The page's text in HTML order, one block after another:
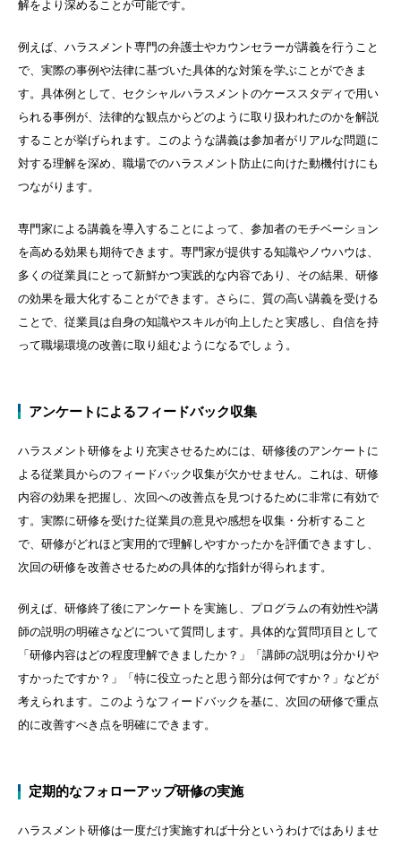
解をより深めることが可能です。
例えば、ハラスメント専門の弁護士やカウンセラーが講義を行うこと
で、実際の事例や法律に基づいた具体的な対策を学ぶことができま
す。具体例として、セクシャルハラスメントのケーススタディで用い
られる事例が、法律的な観点からどのように取り扱われたのかを解説
することが挙げられます。このような講義は参加者がリアルな問題に
対する理解を深め、職場でのハラスメント防止に向けた動機付けにも
つながります。
専門家による講義を導入することによって、参加者のモチベーション
を高める効果も期待できます。専門家が提供する知識やノウハウは、
多くの従業員にとって新鮮かつ実践的な内容であり、その結果、研修
の効果を最大化することができます。さらに、質の高い講義を受ける
ことで、従業員は自身の知識やスキルが向上したと実感し、自信を持
って職場環境の改善に取り組むようになるでしょう。
アンケートによるフィードバック収集
ハラスメント研修をより充実させるためには、研修後のアンケートに
よる従業員からのフィードバック収集が欠かせません。これは、研修
内容の効果を把握し、次回への改善点を見つけるために非常に有効で
す。実際に研修を受けた従業員の意見や感想を収集・分析すること
で、研修がどれほど実用的で理解しやすかったかを評価できますし、
次回の研修を改善させるための具体的な指針が得られます。
例えば、研修終了後にアンケートを実施し、プログラムの有効性や講
師の説明の明確さなどについて質問します。具体的な質問項目として
「研修内容はどの程度理解できましたか？」「講師の説明は分かりや
すかったですか？」「特に役立ったと思う部分は何ですか？」などが
考えられます。このようなフィードバックを基に、次回の研修で重点
的に改善すべき点を明確にできます。
定期的なフォローアップ研修の実施
ハラスメント研修は一度だけ実施すれば十分というわけではありませ